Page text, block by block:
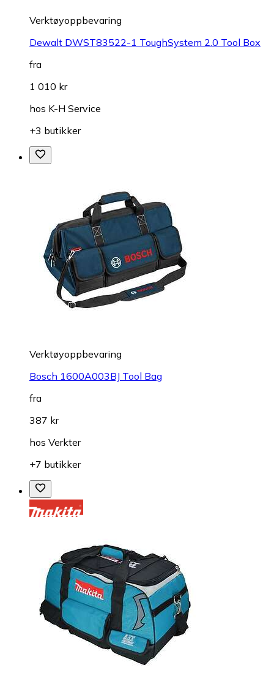
Verktøyoppbevaring
Dewalt DWST83522-1 ToughSystem 2.0 Tool Box
fra
1 010 kr
hos K-H Service
+3 butikker
Verktøyoppbevaring
Bosch 1600A003BJ Tool Bag
fra
387 kr
hos Verkter
+7 butikker